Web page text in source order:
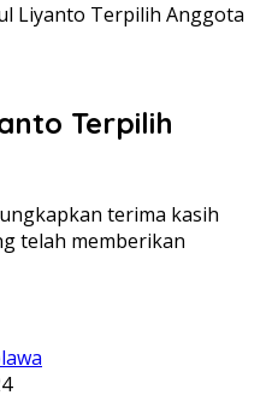
Liyanto Terpilih Anggota
Terpilih
terima kasih
telah memberikan